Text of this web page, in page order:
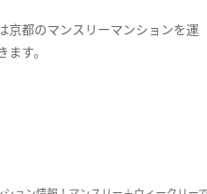
京都のマンスリーマンションを運
す。